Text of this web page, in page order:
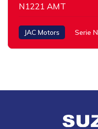
N1221 AMT
JAC Motors Serie N